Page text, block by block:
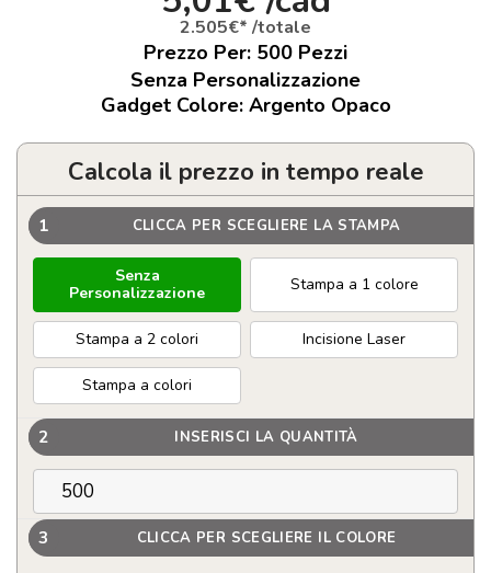
2.505€* /totale
Prezzo Per: 500 Pezzi
Senza Personalizzazione
Gadget Colore: Argento Opaco
Calcola il prezzo in tempo reale
1 CLICCA PER SCEGLIERE LA STAMPA
Senza
Personalizzazione
Stampa a 1 colore
Stampa a 2 colori Incisione Laser
Stampa a colori
2 INSERISCI LA QUANTITÀ
3 CLICCA PER SCEGLIERE IL COLORE